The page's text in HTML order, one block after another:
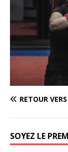
RETOUR
SOYEZ LE